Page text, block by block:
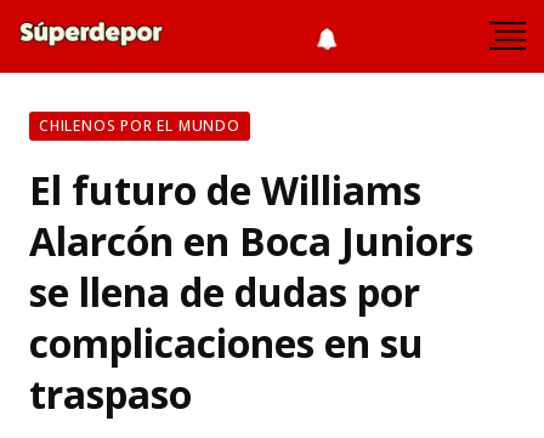
CHILENOS POR EL MUNDO
El futuro de Williams
Alarcón en Boca Juniors
se llena de dudas por
complicaciones en su
traspaso